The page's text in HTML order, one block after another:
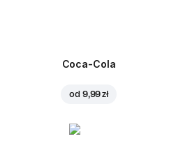
Coca-Cola
od 9,99 zł